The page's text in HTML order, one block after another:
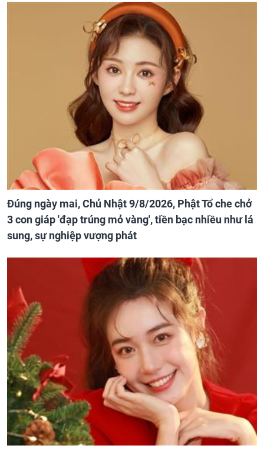
Đúng ngày mai, Chủ Nhật 9/8/2026, Phật Tổ che chở
3 con giáp 'đạp trúng mỏ vàng', tiền bạc nhiều như lá
sung, sự nghiệp vượng phát